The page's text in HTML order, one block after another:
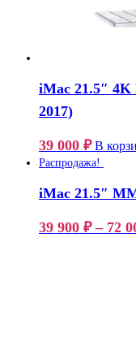
iMac 21.5″
2017)
39 000 ₽ В
Распродажа!
iMac 21.5″
39 900 ₽– 72